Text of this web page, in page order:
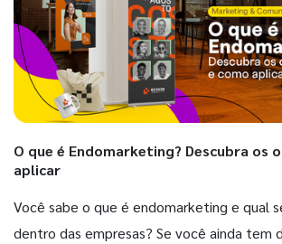
O que é Endomarketing? Descubra os
aplicar
Você sabe o que é endomarketing e qual
dentro das empresas? Se você ainda tem